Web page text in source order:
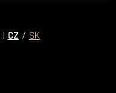
| CZ / SK